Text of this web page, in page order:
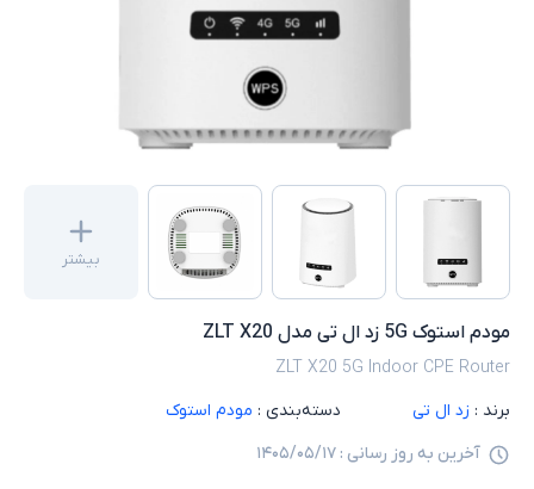
بیشتر
مودم استوک 5G زد ال تی مدل ZLT X20
ZLT X20 5G Indoor CPE Router
برند : زد ال تی دسته‌بندی : مودم استوک
آخرین به روز رسانی : ۱۴۰۵/۰۵/۱۷